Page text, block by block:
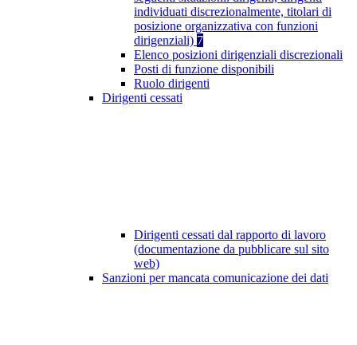
individuati discrezionalmente, titolari di
posizione organizzativa con funzioni
dirigenziali) 7
Elenco posizioni dirigenziali discrezionali
Posti di funzione disponibili
Ruolo dirigenti
Dirigenti cessati
Dirigenti cessati dal rapporto di lavoro
(documentazione da pubblicare sul sito
web)
Sanzioni per mancata comunicazione dei dati